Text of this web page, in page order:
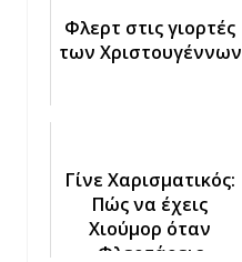
Φλερτ στις γιορτές
των Χριστουγέννων
Γίνε Χαρισματικός:
Πώς να έχεις
Χιούμορ όταν
Φλερτάρεις